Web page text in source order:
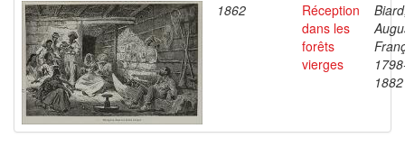
1862
Réception
dans les
forêts
vierges
1882